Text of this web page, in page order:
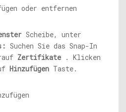
Scheibe, unter
Suchen Sie das Snap-In
Zertifikate . Klicken
Hinzufügen Taste.